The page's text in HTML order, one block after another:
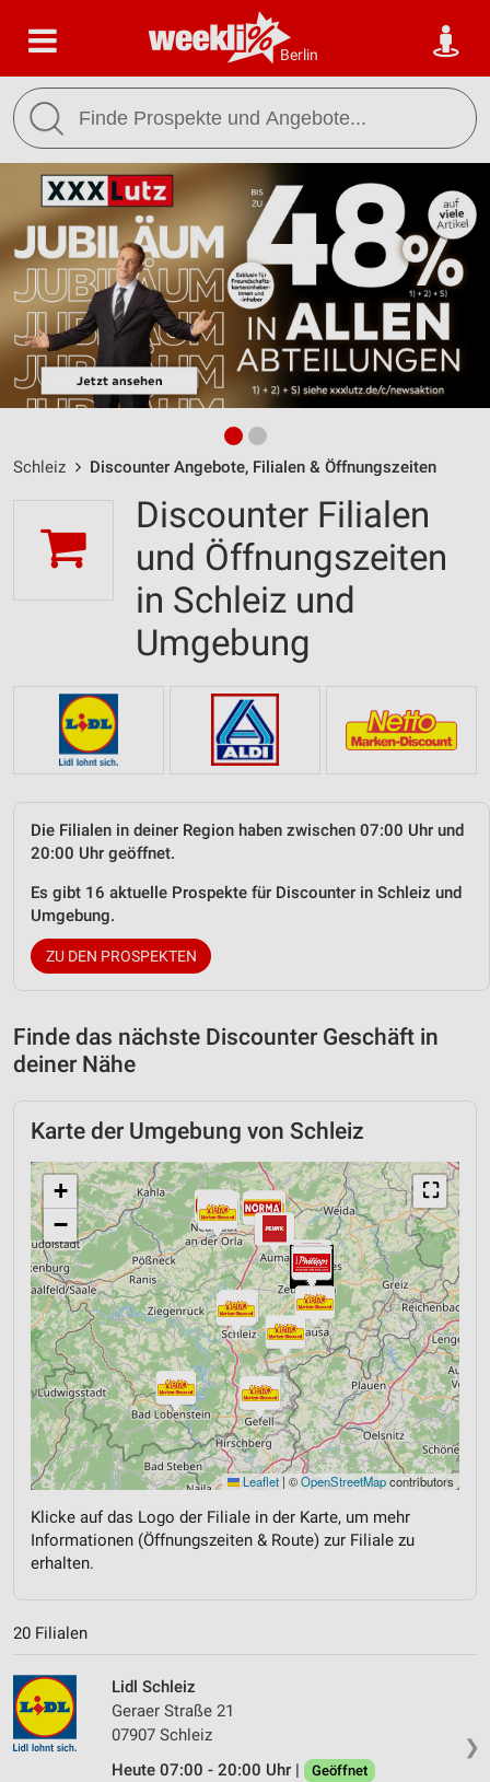
Berlin
Schleiz Discounter Angebote, Filialen & Öffnungszeiten
Discounter Filialen
und Öffnungszeiten
in Schleiz und
Umgebung
Die Filialen in deiner Region haben zwischen 07:00 Uhr und
20:00 Uhr geöffnet.
Es gibt 16 aktuelle Prospekte für Discounter in Schleiz und
Umgebung.
ZU DEN PROSPEKTEN
Finde das nächste Discounter Geschäft in
deiner Nähe
Karte der Umgebung von Schleiz
⛶
+
−
Leaflet | ©OpenStreetMapcontributors
Klicke auf das Logo der Filiale in der Karte, um mehr
Informationen (Öffnungszeiten & Route) zur Filiale zu
erhalten.
20 Filialen
❯
Lidl Schleiz
Geraer Straße 21
07907 Schleiz
Heute 07:00 - 20:00 Uhr |
Geöffnet